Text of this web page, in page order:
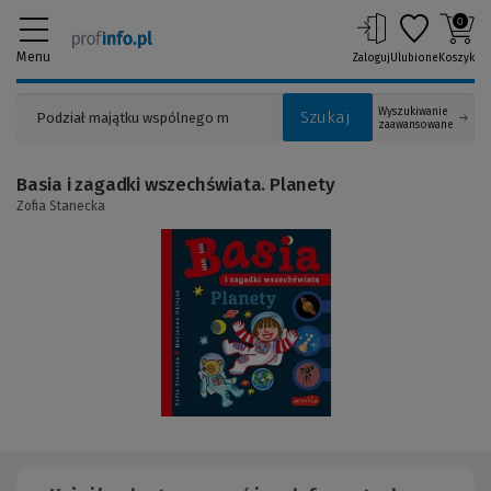
Menu
Szukaj
Wyszukiwanie
zaawansowane
ZalogujUlubione
0
Koszyk
innej
strony)
Basia i zagadki wszechświata. Planety
Zofia Stanecka